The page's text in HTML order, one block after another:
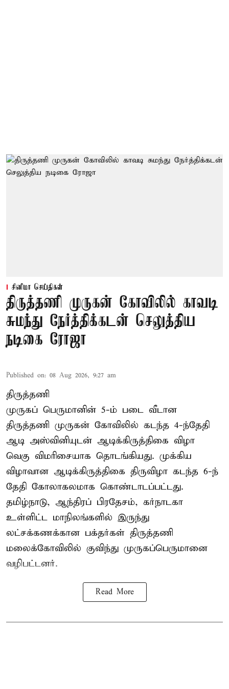
சினிமா செய்திகள்
திருத்தணி முருகன் கோவிலில் காவடி
சுமந்து நேர்த்திக்கடன் செலுத்திய
நடிகை ரோஜா
Published on: 08 Aug 2026, 9:27 am
திருத்தணி
முருகப் பெருமானின் 5-ம் படை வீடான
திருத்தணி முருகன் கோவிலில் கடந்த 4-ந்தேதி
ஆடி அஸ்வினியுடன் ஆடிக்கிருத்திகை விழா
வெகு விமரிசையாக தொடங்கியது. முக்கிய
விழாவான ஆடிக்கிருத்திகை திருவிழா கடந்த 6-ந்
தேதி கோலாகலமாக கொண்டாடப்பட்டது.
தமிழ்நாடு, ஆந்திரப் பிரதேசம், கர்நாடகா
உள்ளிட்ட மாநிலங்களில் இருந்து
லட்சக்கணக்கான பக்தர்கள் திருத்தணி
மலைக்கோவிலில் குவிந்து முருகப்பெருமானை
வழிபட்டனர்.
Read More